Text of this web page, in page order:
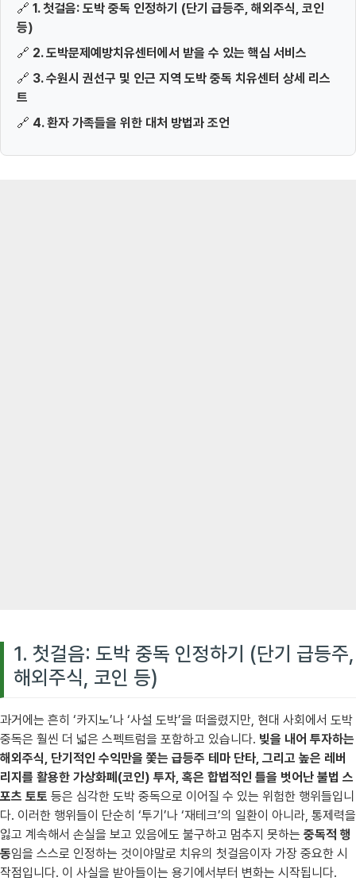
🔗 1. 첫걸음: 도박 중독 인정하기 (단기 급등주, 해외주식, 코인
등)
🔗 2. 도박문제예방치유센터에서 받을 수 있는 핵심 서비스
🔗 3. 수원시 권선구 및 인근 지역 도박 중독 치유센터 상세 리스
트
🔗 4. 환자 가족들을 위한 대처 방법과 조언
1. 첫걸음: 도박 중독 인정하기 (단기 급등주,
해외주식, 코인 등)
과거에는 흔히 ‘카지노’나 ‘사설 도박’을 떠올렸지만, 현대 사회에서 도박
중독은 훨씬 더 넓은 스펙트럼을 포함하고 있습니다. 빚을 내어 투자하는
해외주식, 단기적인 수익만을 쫓는 급등주 테마 단타, 그리고 높은 레버
리지를 활용한 가상화폐(코인) 투자, 혹은 합법적인 틀을 벗어난 불법 스
포츠 토토 등은 심각한 도박 중독으로 이어질 수 있는 위험한 행위들입니
다. 이러한 행위들이 단순히 ‘투기’나 ‘재테크’의 일환이 아니라, 통제력을
잃고 계속해서 손실을 보고 있음에도 불구하고 멈추지 못하는 중독적 행
동임을 스스로 인정하는 것이야말로 치유의 첫걸음이자 가장 중요한 시
작점입니다. 이 사실을 받아들이는 용기에서부터 변화는 시작됩니다.